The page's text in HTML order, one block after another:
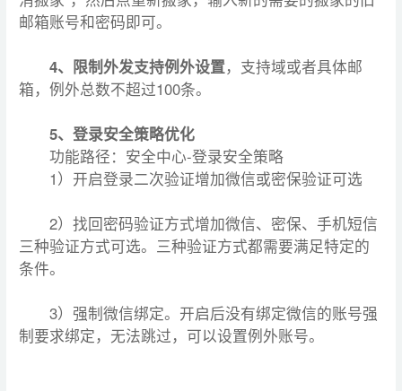
邮箱账号和密码即可。
4、限制外发支持例外设置，支持域或者具体邮
箱，例外总数不超过100条。
5、登录安全策略优化
功能路径：安全中心-登录安全策略
1）开启登录二次验证增加微信或密保验证可选
2）找回密码验证方式增加微信、密保、手机短信
三种验证方式可选。三种验证方式都需要满足特定的
条件。
3）强制微信绑定。开启后没有绑定微信的账号强
制要求绑定，无法跳过，可以设置例外账号。